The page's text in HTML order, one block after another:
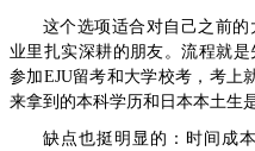
这个选项适合对自己之前
业里扎实深耕的朋友。流程就
参加EJU留考和大学校考，考上
来拿到的本科学历和日本本土生
缺点也挺明显的：时间成